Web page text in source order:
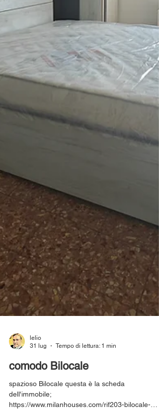
31 lug
Tempo di lettura: 1 min
comodo Bilocale